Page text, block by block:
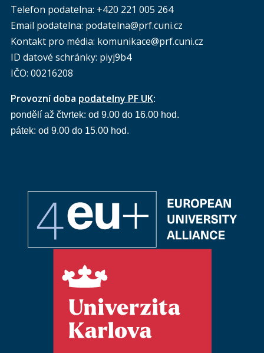
Telefon podatelna: +420 221 005 264
Email podatelna: podatelna@prf.cuni.cz
Kontakt pro média: komunikace@prf.cuni.cz
ID datové schránky: piyj9b4
IČO: 00216208
Provozní doba podatelny PF UK:
pondělí až čtvrtek: od 9.00 do 16.00 hod.
pátek: od 9.00 do 15.00 hod.